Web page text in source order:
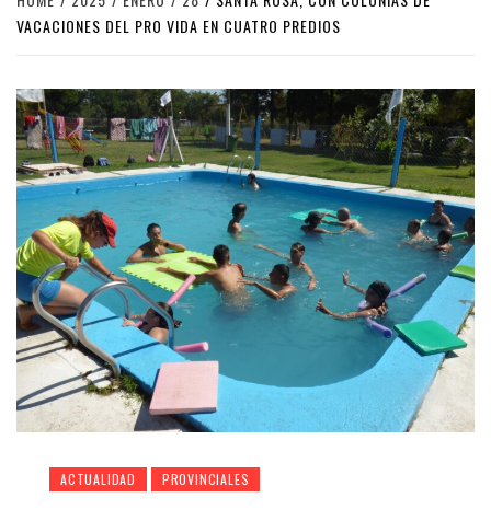
VACACIONES DEL PRO VIDA EN CUATRO PREDIOS
ACTUALIDAD PROVINCIALES